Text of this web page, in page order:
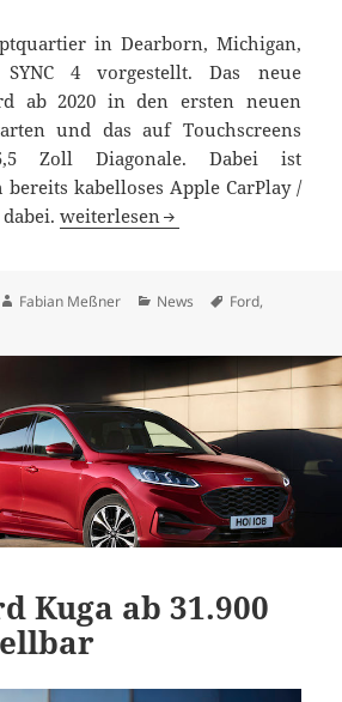
in Dearborn, Michigan,
4 vorgestellt. Das neue
ab 2020 in den ersten neuen
und das auf Touchscreens
Zoll Diagonale. Dabei ist
kabelloses Apple CarPlay /
Ford SYNC 4 startet 2020 in
weiterlesen
Autor
Fabian Meßner Kategorien
News Schlagwörter
Ford,
Kuga ab 31.900